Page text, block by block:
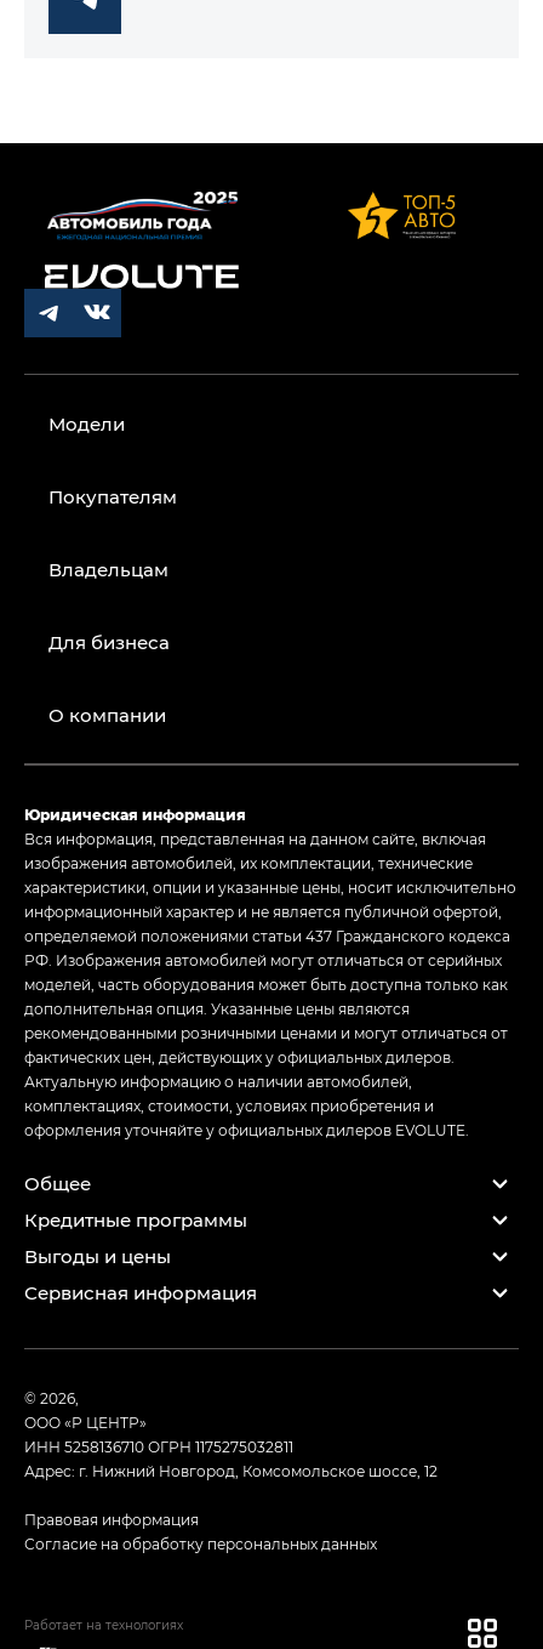
Модели
Покупателям
Владельцам
Для бизнеса
О компании
Юридическая информация
Вся информация, представленная на данном сайте, включая
изображения автомобилей, их комплектации, технические
характеристики, опции и указанные цены, носит исключительно
информационный характер и не является публичной офертой,
определяемой положениями статьи 437 Гражданского кодекса
РФ. Изображения автомобилей могут отличаться от серийных
моделей, часть оборудования может быть доступна только как
дополнительная опция. Указанные цены являются
рекомендованными розничными ценами и могут отличаться от
фактических цен, действующих у официальных дилеров.
Актуальную информацию о наличии автомобилей,
комплектациях, стоимости, условиях приобретения и
оформления уточняйте у официальных дилеров EVOLUTE.
Общее
Кредитные программы
Выгоды и цены
Сервисная информация
© 2026,
ООО «Р ЦЕНТР»
ИНН 5258136710ОГРН 1175275032811
Адрес: г. Нижний Новгород, Комсомольское шоссе, 12
Правовая информация
Согласие на обработку персональных данных
Работает на технологиях